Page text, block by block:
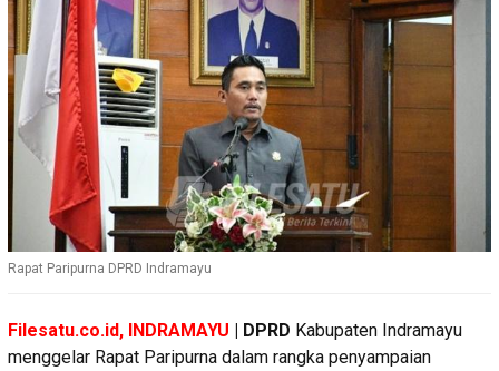
Rapat Paripurna DPRD Indramayu
Filesatu.co.id, INDRAMAYU | DPRD Kabupaten Indramayu
menggelar Rapat Paripurna dalam rangka penyampaian